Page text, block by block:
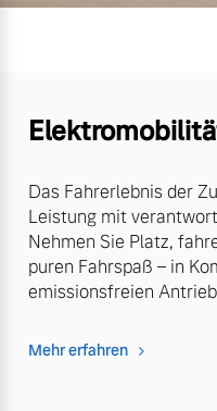
Das Fahrerlebnis der
Leistung mit
Nehmen Sie Platz,
puren Fahrspaß – in
emissionsfreien
Mehr erfahren